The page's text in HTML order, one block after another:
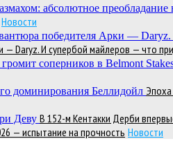
Новости
Daryz. И супербой майлеров — что
В 152-м Кентакки Дерби
— испытание на прочность Новости